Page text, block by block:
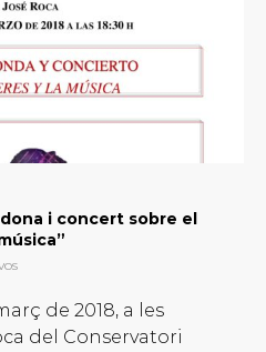
i concert sobre el
de 2018, a les
del Conservatori